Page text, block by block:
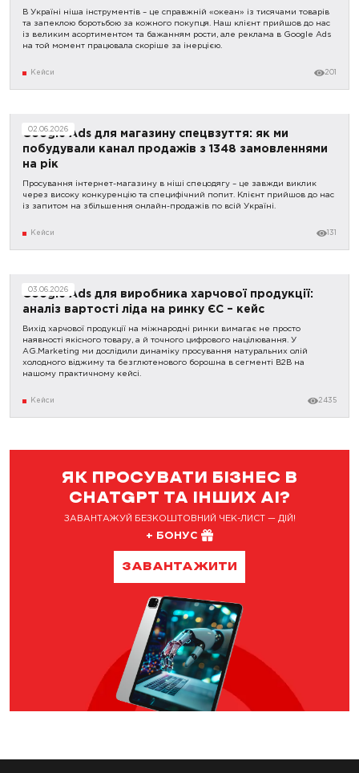
В Україні ніша інструментів – це справжній «океан» із тисячами товарів
та запеклою боротьбою за кожного покупця. Наш клієнт прийшов до нас
із великим асортиментом та бажанням рости, але реклама в Google Ads
на той момент працювала скоріше за інерцією.
Кейси 201
02.06.2026
Google Ads для магазину спецвзуття: як ми
побудували канал продажів з 1348 замовленнями
на рік
Просування інтернет-магазину в ніші спецодягу – це завжди виклик
через високу конкуренцію та специфічний попит. Клієнт прийшов до нас
із запитом на збільшення онлайн-продажів по всій Україні.
Кейси 131
03.06.2026
Google Ads для виробника харчової продукції:
аналіз вартості ліда на ринку ЄС – кейс
Вихід харчової продукції на міжнародні ринки вимагає не просто
наявності якісного товару, а й точного цифрового націлювання. У
AG.Marketing ми дослідили динаміку просування натуральних олій
холодного віджиму та безглютенового борошна в сегменті B2B на
нашому практичному кейсі.
Кейси 2435
ЯК ПРОСУВАТИ БІЗНЕС В
CHATGPT ТА ІНШИХ AI?
ЗАВАНТАЖУЙ БЕЗКОШТОВНИЙ ЧЕК-ЛИСТ — ДІЙ!
+ БОНУС
ЗАВАНТАЖИТИ